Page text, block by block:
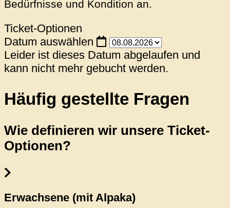
Bedürfnisse und Kondition an.
Ticket-Optionen
Datum auswählen
Leider ist dieses Datum abgelaufen und
kann nicht mehr gebucht werden.
Häufig gestellte Fragen
Wie definieren wir unsere Ticket-
Optionen?
Erwachsene (mit Alpaka)